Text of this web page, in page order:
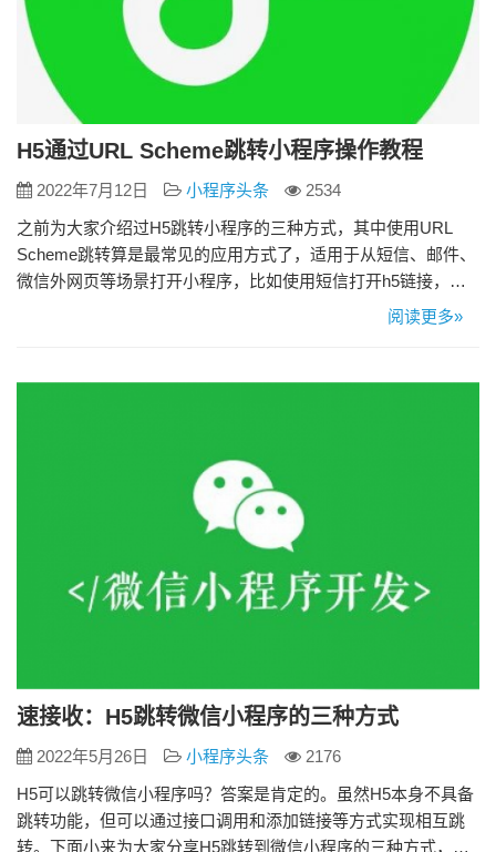
H5通过URL Scheme跳转小程序操作教程
2022年7月12日 小程序头条
2534
之前为大家介绍过H5跳转小程序的三种方式，其中使用URL
Scheme跳转算是最常见的应用方式了，适用于从短信、邮件、
微信外网页等场景打开小程序，比如使用短信打开h5链接，通
过h5作为中介，跳转到小程序。下面为大家带来具体操作教
Scheme】，输入相应的路径和参数，就可以…
阅读更多»
速接收：H5跳转微信小程序的三种方式
2022年5月26日 小程序头条
2176
H5可以跳转微信小程序吗？答案是肯定的。虽然H5本身不具备
跳转功能，但可以通过接口调用和添加链接等方式实现相互跳
转。下面小来为大家分享H5跳转到微信小程序的三种方式，供